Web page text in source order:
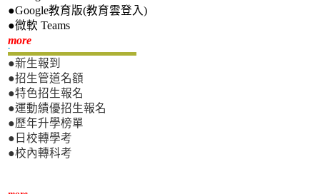
●Google教育版(教育雲登入)
●微軟 Teams
more新生專區
●新生報到
●招生管道名額
●特色招生報名
●運動績優招生報名
●歷年升學榜單
●日校轉學考
●校內轉科考